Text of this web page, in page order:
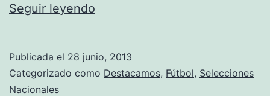
Seguir leyendo
la
Publicada el 28 junio, 2013
Categorizado como Destacamos, Fútbol, Selecciones
Nacionales